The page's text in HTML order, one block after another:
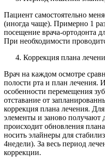
Пациент самостоятельно
(иногда чаще). Примерно 1
посещение врача-ортодонта
При необходимости
Коррекция плана
Врач на каждом осмотре
полости рта и план лечения.
особенности перемещения
отставание от
коррекция плана лечения.
элементы и заново получают
происходит обновления
носить элайнеры для
4недели). За весь период
коррекции.